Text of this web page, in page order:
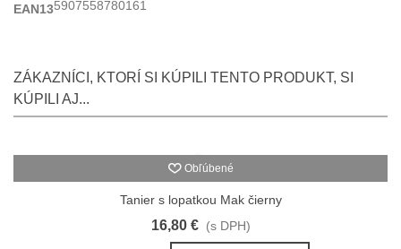
EAN135907558780161
ZÁKAZNÍCI, KTORÍ SI KÚPILI TENTO PRODUKT, SI
KÚPILI AJ...
Obľúbené
Tanier s lopatkou Mak čierny
16,80 € (s DPH)